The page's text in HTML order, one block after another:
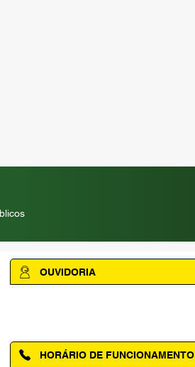
OUVIDORIA
HORÁRIO DE FUNCIONAMENTO